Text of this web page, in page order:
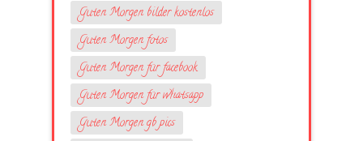
Guten Morgen bilder kostenlos
Guten Morgen fotos
Guten Morgen für facebook
Guten Morgen für whatsapp
Guten Morgen gb pics